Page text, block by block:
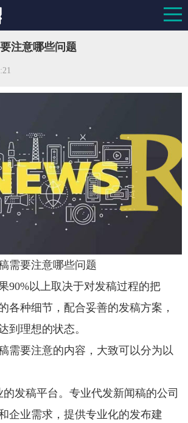
注意哪些问题
要注意哪些问题
以上取决于对发稿过程的把
各种细节，配合妥善的发稿方案，
到理想的状态。
要注意的内容，大致可以分为以
稿平台。专业代发新闻稿的公司
企业需求，提供专业化的发布建